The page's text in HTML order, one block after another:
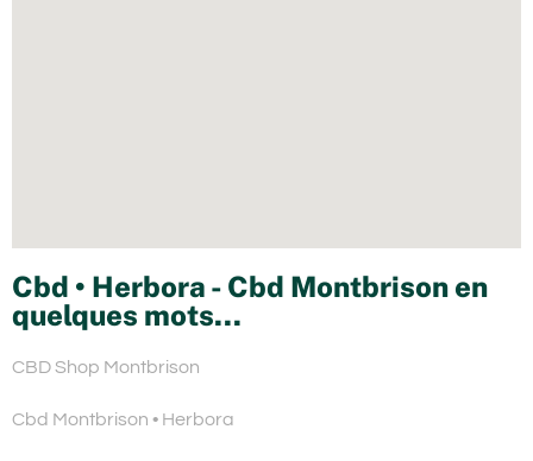
Cbd • Herbora - Cbd Montbrison en
quelques mots...
CBD Shop Montbrison
Cbd Montbrison • Herbora